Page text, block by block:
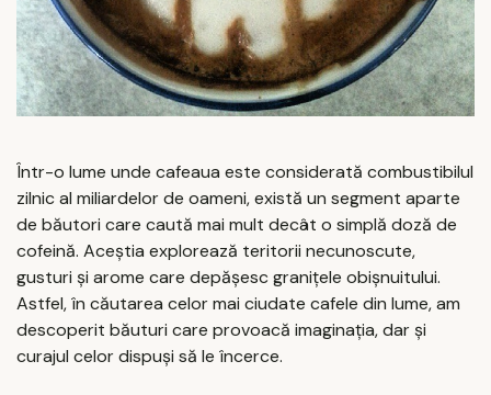
Într-o lume unde cafeaua este considerată combustibilul
zilnic al miliardelor de oameni, există un segment aparte
de băutori care caută mai mult decât o simplă doză de
cofeină. Aceștia explorează teritorii necunoscute,
gusturi și arome care depășesc granițele obișnuitului.
Astfel, în căutarea celor mai ciudate cafele din lume, am
descoperit băuturi care provoacă imaginația, dar și
curajul celor dispuși să le încerce.